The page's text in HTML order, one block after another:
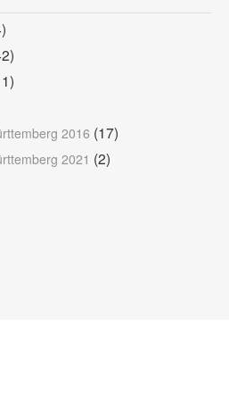
2016 (17)
2021 (2)